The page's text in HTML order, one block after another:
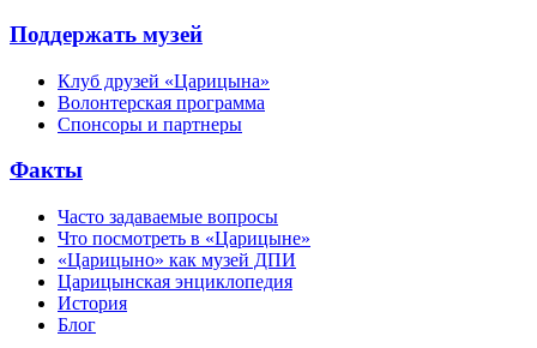
Поддержать музей
Клуб друзей «Царицына»
Волонтерская программа
Спонсоры и партнеры
Факты
Часто задаваемые вопросы
Что посмотреть в «Царицыне»
«Царицыно» как музей ДПИ
Царицынская энциклопедия
История
Блог